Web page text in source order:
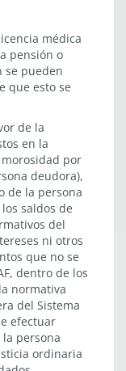
médica
pensión o
se pueden
que esto se
de la
en la
por
deudora),
de la persona
saldos de
del
ni otros
que no se
dentro de los
normativa
del Sistema
efectuar
persona
ordinaria